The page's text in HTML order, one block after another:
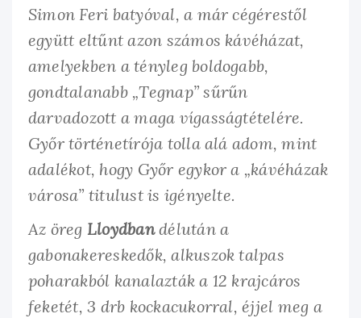
Simon Feri batyóval, a már cégérestől
együtt eltűnt azon számos kávéházat,
amelyekben a tényleg boldogabb,
gondtalanabb „Tegnap” sűrűn
darvadozott a maga vígasságtételére.
Győr történetírója tolla alá adom, mint
adalékot, hogy Győr egykor a „kávéházak
városa” titulust is igényelte.
Az öreg Lloydbandélután a
gabonakereskedők, alkuszok talpas
poharakból kanalazták a 12 krajcáros
feketét, 3 drb kockacukorral, éjjel meg a